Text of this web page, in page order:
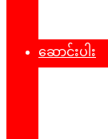
ဆောင်းပါး